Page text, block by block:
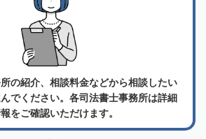
の紹介、相談料金などから相談したい
でください。各司法書士事務所は詳細
をご確認いただけます。